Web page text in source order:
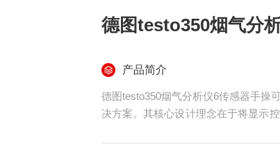
德图testo350烟气分
产品简介
德图testo350烟气分析仪6传感器手操
决方案。其核心设计理念在于将显示